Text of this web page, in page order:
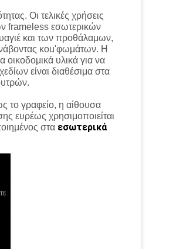
Οι τελικές χρήσεις
frameless εσωτερικών
και των προθάλαμων,
κοu'φωμάτων. Η
υλικά για να
είναι διαθέσιμα στα
το γραφείο, η αίθουσα
ευρέως χρησιμοποιείται
στα εσωτερικά